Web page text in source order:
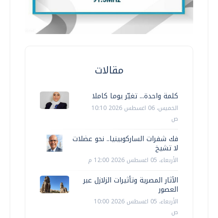
مقالات
كلمة واحدة... تغيّر يوما كاملا
الخميس، 06 اغسطس 2026 10:10
ص
فك شفرات الساركوبينيا.. نحو عضلات
لا تشيخ
الأربعاء، 05 اغسطس 2026 12:00 م
الآثار المصرية وتأثيرات الزلازل عبر
العصور
الأربعاء، 05 اغسطس 2026 10:00
ص